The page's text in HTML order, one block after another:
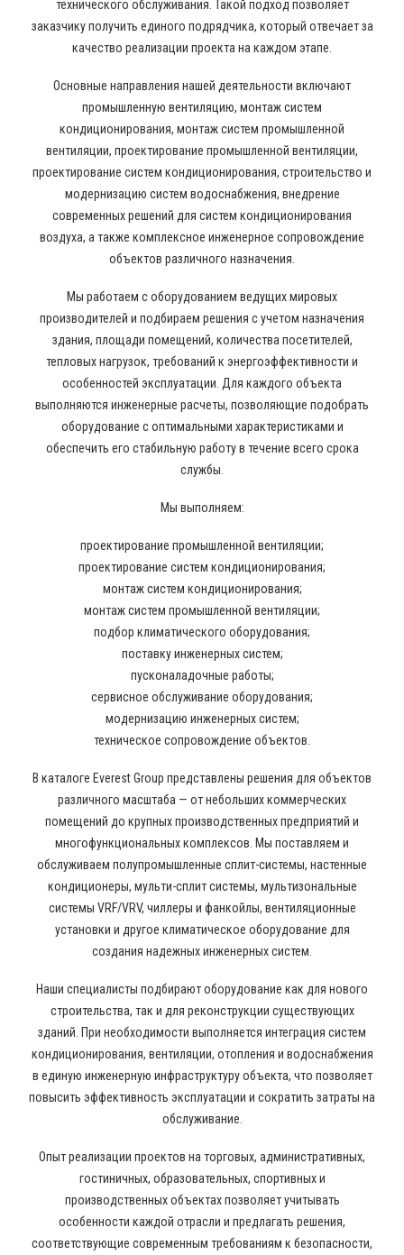
технического обслуживания. Такой подход позволяет
заказчику получить единого подрядчика, который отвечает за
качество реализации проекта на каждом этапе.
Основные направления нашей деятельности включают
промышленную вентиляцию, монтаж систем
кондиционирования, монтаж систем промышленной
вентиляции, проектирование промышленной вентиляции,
проектирование систем кондиционирования, строительство и
модернизацию систем водоснабжения, внедрение
современных решений для систем кондиционирования
воздуха, а также комплексное инженерное сопровождение
объектов различного назначения.
Мы работаем с оборудованием ведущих мировых
производителей и подбираем решения с учетом назначения
здания, площади помещений, количества посетителей,
тепловых нагрузок, требований к энергоэффективности и
особенностей эксплуатации. Для каждого объекта
выполняются инженерные расчеты, позволяющие подобрать
оборудование с оптимальными характеристиками и
обеспечить его стабильную работу в течение всего срока
службы.
Мы выполняем:
проектирование промышленной вентиляции;
проектирование систем кондиционирования;
монтаж систем кондиционирования;
монтаж систем промышленной вентиляции;
подбор климатического оборудования;
поставку инженерных систем;
пусконаладочные работы;
сервисное обслуживание оборудования;
модернизацию инженерных систем;
техническое сопровождение объектов.
В каталоге Everest Group представлены решения для объектов
различного масштаба — от небольших коммерческих
помещений до крупных производственных предприятий и
многофункциональных комплексов. Мы поставляем и
обслуживаем полупромышленные сплит-системы, настенные
кондиционеры, мульти-сплит системы, мультизональные
системы VRF/VRV, чиллеры и фанкойлы, вентиляционные
установки и другое климатическое оборудование для
создания надежных инженерных систем.
Наши специалисты подбирают оборудование как для нового
строительства, так и для реконструкции существующих
зданий. При необходимости выполняется интеграция систем
кондиционирования, вентиляции, отопления и водоснабжения
в единую инженерную инфраструктуру объекта, что позволяет
повысить эффективность эксплуатации и сократить затраты на
обслуживание.
Опыт реализации проектов на торговых, административных,
гостиничных, образовательных, спортивных и
производственных объектах позволяет учитывать
особенности каждой отрасли и предлагать решения,
соответствующие современным требованиям к безопасности,